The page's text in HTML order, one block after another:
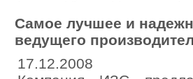
Самое лучшее и
ведущего
17.12.2008